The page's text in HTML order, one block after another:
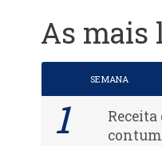
As mais
SEMANA